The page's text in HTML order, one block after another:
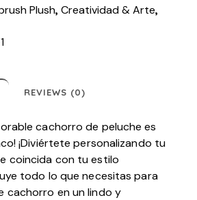
Plush,Creatividad & Arte,
REVIEWS (0)
cachorro de peluche es
¡Diviértete personalizando tu
coincida con tu estilo
todo lo que necesitas para
cachorro en un lindo y